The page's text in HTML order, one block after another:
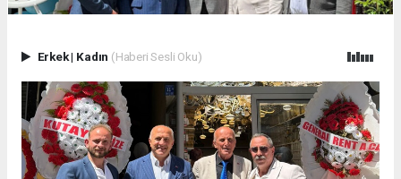
Erkek| Kadın (Haberi Sesli Oku)